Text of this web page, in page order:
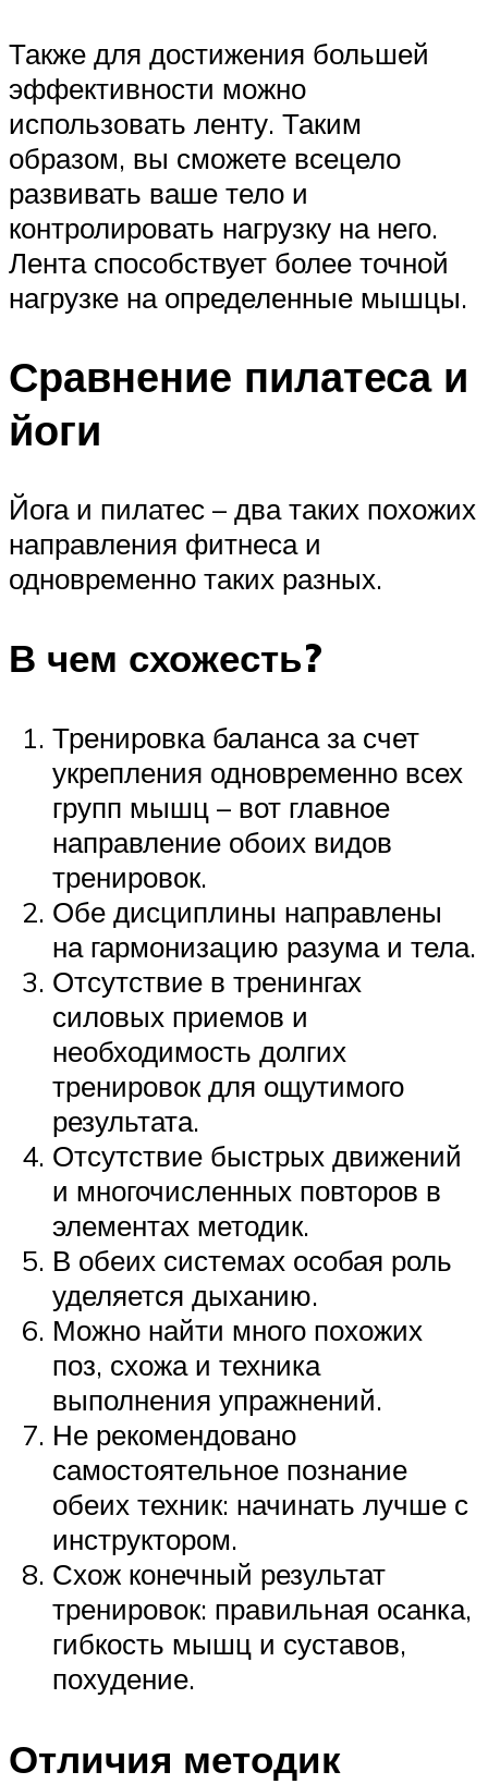
Также для достижения большей
эффективности можно
использовать ленту. Таким
образом, вы сможете всецело
развивать ваше тело и
контролировать нагрузку на него.
Лента способствует более точной
нагрузке на определенные мышцы.
Сравнение пилатеса и
йоги
Йога и пилатес – два таких похожих
направления фитнеса и
одновременно таких разных.
В чем схожесть?
Тренировка баланса за счет
укрепления одновременно всех
групп мышц – вот главное
направление обоих видов
тренировок.
Обе дисциплины направлены
на гармонизацию разума и тела.
Отсутствие в тренингах
силовых приемов и
необходимость долгих
тренировок для ощутимого
результата.
Отсутствие быстрых движений
и многочисленных повторов в
элементах методик.
В обеих системах особая роль
уделяется дыханию.
Можно найти много похожих
поз, схожа и техника
выполнения упражнений.
Не рекомендовано
самостоятельное познание
обеих техник: начинать лучше с
инструктором.
Схож конечный результат
тренировок: правильная осанка,
гибкость мышц и суставов,
похудение.
Отличия методик